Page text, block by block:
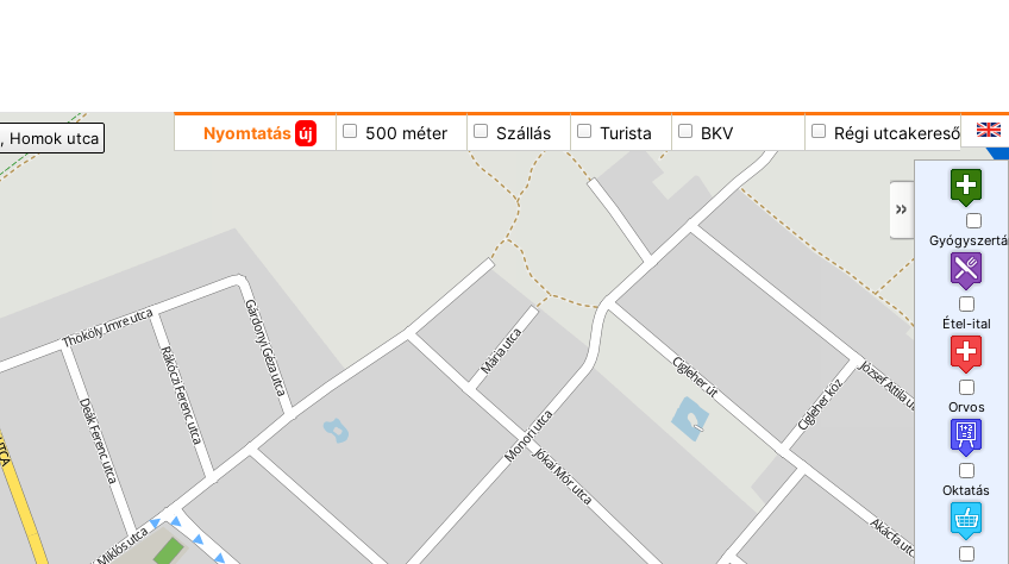
Nyomtatás új 500 méter Szállás Turista BKV Régi utcakereső
, Homok utca
Étel-ital
Orvos
Oktatás